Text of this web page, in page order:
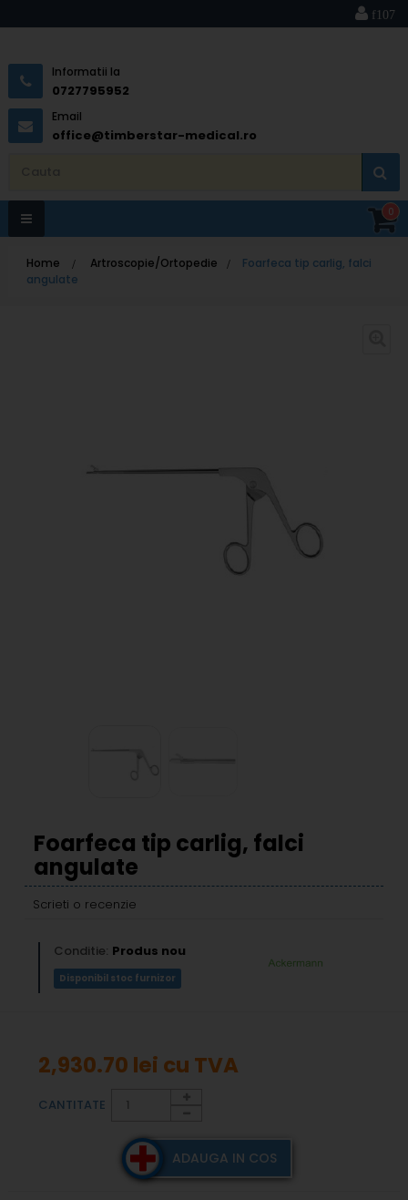
Informatii la
0727795952
Email
office@timberstar-medical.ro
navigation
0
Home > Artroscopie/Ortopedie >
Foarfeca tip carlig, falci
angulate
Foarfeca tip carlig, falci
angulate
Scrieti o recenzie
Conditie: Produs nou
Disponibil stoc furnizor
2,930.70 lei cu TVA
CANTITATE
ADAUGA IN COS